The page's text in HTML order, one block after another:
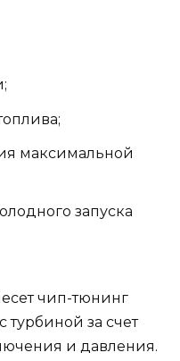
максимальной
запуска
чип-тюнинг
турбиной за счет
и давления.